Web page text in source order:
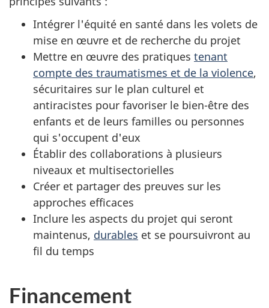
Intégrer l'équité en santé dans les volets de
mise en œuvre et de recherche du projet
Mettre en œuvre des pratiques tenant
compte des traumatismes et de la violence,
sécuritaires sur le plan culturel et
antiracistes pour favoriser le bien-être des
enfants et de leurs familles ou personnes
qui s'occupent d'eux
Établir des collaborations à plusieurs
niveaux et multisectorielles
Créer et partager des preuves sur les
approches efficaces
Inclure les aspects du projet qui seront
maintenus, durables et se poursuivront au
fil du temps
Financement